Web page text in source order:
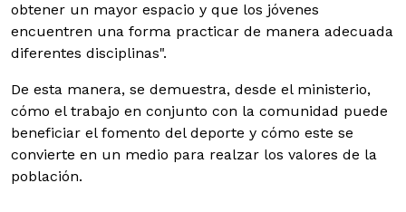
obtener un mayor espacio y que los jóvenes
encuentren una forma practicar de manera adecuada
diferentes disciplinas".
De esta manera, se demuestra, desde el ministerio,
cómo el trabajo en conjunto con la comunidad puede
beneficiar el fomento del deporte y cómo este se
convierte en un medio para realzar los valores de la
población.